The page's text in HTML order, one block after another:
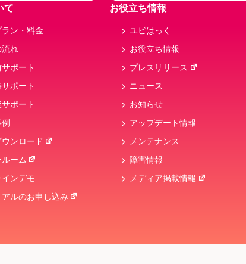
て
ン・料金
れ
ポート
ポート
ポート
ンロード
ーム
ンデモ
アルのお申し込み
お役立ち情報
ユビはっく
お役立ち情報
プレスリリース
ニュース
お知らせ
アップデート情報
メンテナンス
障害情報
メディア掲載情報